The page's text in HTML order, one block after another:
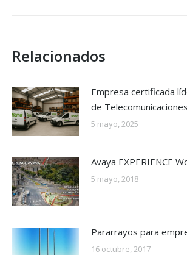
Relacionados
Empresa certificada
de
5 mayo, 2025
Avaya EXPERIENCE
5 mayo, 2018
Pararrayos para
16 octubre, 2017